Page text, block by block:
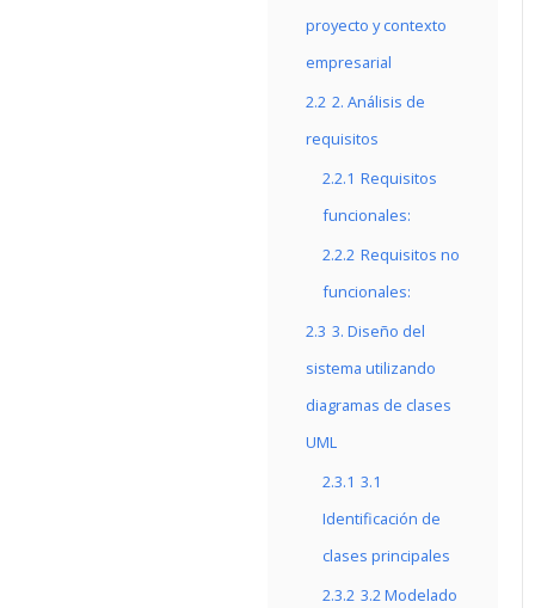
proyecto y contexto
empresarial
2.2 2. Análisis de
requisitos
2.2.1 Requisitos
funcionales:
2.2.2 Requisitos no
funcionales:
2.3 3. Diseño del
sistema utilizando
diagramas de clases
UML
2.3.1 3.1
Identificación de
clases principales
2.3.2 3.2 Modelado